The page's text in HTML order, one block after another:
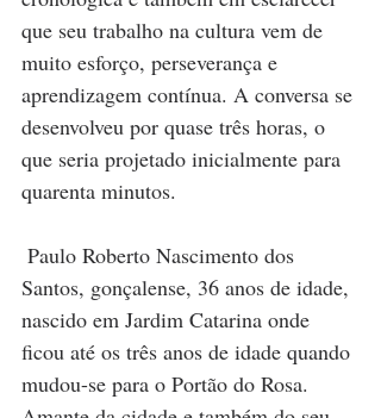
que seu trabalho na cultura vem de
muito esforço, perseverança e
aprendizagem contínua. A conversa se
desenvolveu por quase três horas, o
que seria projetado inicialmente para
quarenta minutos.
Santos, gonçalense, 36 anos de idade,
nascido em Jardim Catarina onde
ficou até os três anos de idade quando
mudou-se para o Portão do Rosa.